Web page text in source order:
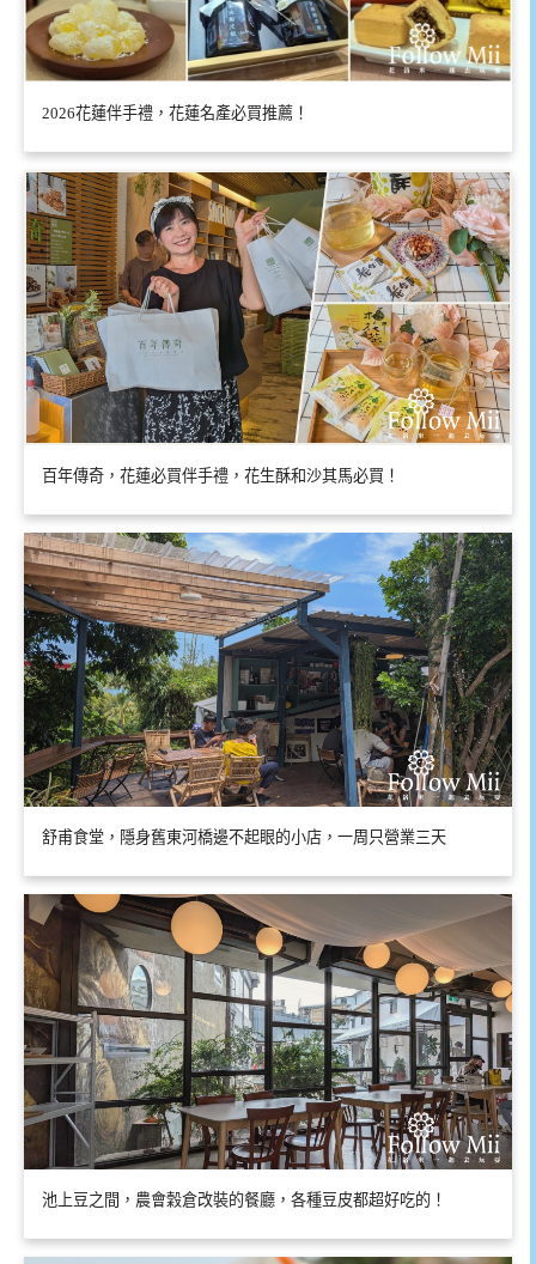
2026花蓮伴手禮，花蓮名產必買推薦！
百年傳奇，花蓮必買伴手禮，花生酥和沙其馬必買！
舒甫食堂，隱身舊東河橋邊不起眼的小店，一周只營業三天
池上豆之間，農會穀倉改裝的餐廳，各種豆皮都超好吃的！